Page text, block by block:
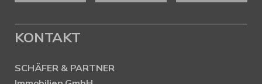
KONTAKT
SCHÄFER & PARTNER